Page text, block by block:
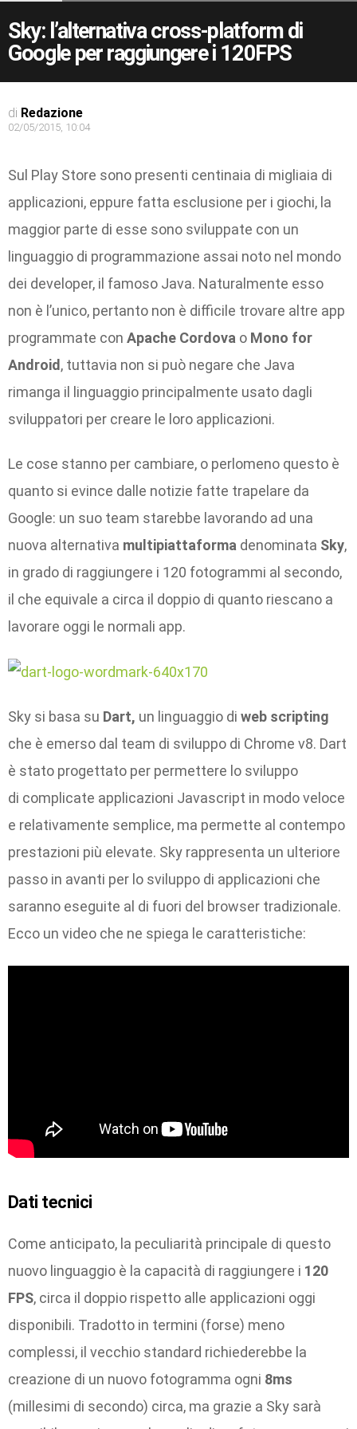
Sky: l’alternativa cross-platform di
Google per raggiungere i 120FPS
di Redazione
02/05/2015, 10:04
Sul Play Store sono presenti centinaia di migliaia di
applicazioni, eppure fatta esclusione per i giochi, la
maggior parte di esse sono sviluppate con un
linguaggio di programmazione assai noto nel mondo
dei developer, il famoso Java. Naturalmente esso
non è l’unico, pertanto non è difficile trovare altre app
programmate con Apache Cordova o Mono for
Android, tuttavia non si può negare che Java
rimanga il linguaggio principalmente usato dagli
sviluppatori per creare le loro applicazioni.
Le cose stanno per cambiare, o perlomeno questo è
quanto si evince dalle notizie fatte trapelare da
Google: un suo team starebbe lavorando ad una
nuova alternativa multipiattaforma denominata Sky,
in grado di raggiungere i 120 fotogrammi al secondo,
il che equivale a circa il doppio di quanto riescano a
lavorare oggi le normali app.
Sky si basa su Dart, un linguaggio di web scripting
che è emerso dal team di sviluppo di Chrome v8. Dart
è stato progettato per permettere lo sviluppo
di complicate applicazioni Javascript in modo veloce
e relativamente semplice, ma permette al contempo
prestazioni più elevate. Sky rappresenta un ulteriore
passo in avanti per lo sviluppo di applicazioni che
saranno eseguite al di fuori del browser tradizionale.
Ecco un video che ne spiega le caratteristiche:
Dati tecnici
Come anticipato, la peculiarità principale di questo
nuovo linguaggio è la capacità di raggiungere i 120
FPS, circa il doppio rispetto alle applicazioni oggi
disponibili. Tradotto in termini (forse) meno
complessi, il vecchio standard richiederebbe la
creazione di un nuovo fotogramma ogni 8ms
(millesimi di secondo) circa, ma grazie a Sky sarà